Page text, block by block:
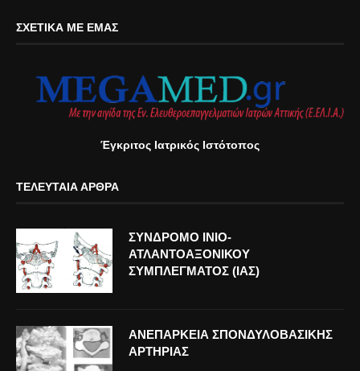
ΣΧΕΤΙΚΆ ΜΕ ΕΜΆΣ
Έγκριτος Ιατρικός Ιστότοπος
ΤΕΛΕΥΤΑΊΑ ΆΡΘΡΑ
ΣΥΝΔΡΟΜΟ ΙΝΙΟ-
ΑΤΛΑΝΤΟΑΞΟΝΙΚΟΥ
ΣΥΜΠΛΕΓΜΑΤΟΣ (ΙΑΣ)
ΑΝΕΠΑΡΚΕΙΑ ΣΠΟΝΔΥΛΟΒΑΣΙΚΗΣ
ΑΡΤΗΡΙΑΣ